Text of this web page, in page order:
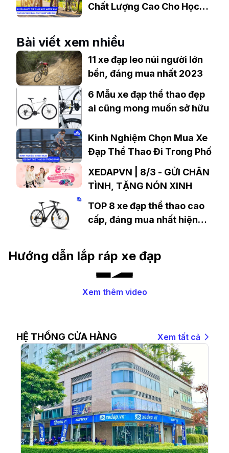
Chất Lượng Cao Cho Học
Bài viết xem nhiều
11 xe đạp leo núi người lớn
bền, đáng mua nhất 2023
6 Mẫu xe đạp thể thao đẹp
ai cũng mong muốn sở hữu
Kinh Nghiệm Chọn Mua Xe
Đạp Thể Thao Đi Trong Phố
XEDAPVN | 8/3 - GỬI CHÂN
TÌNH, TẶNG NÓN XINH
TOP 8 xe đạp thể thao cao
cấp, đáng mua nhất hiện
Hướng dẫn lắp ráp xe đạp
Xem thêm video
HỆ THỐNG CỬA HÀNG Xem tất cả